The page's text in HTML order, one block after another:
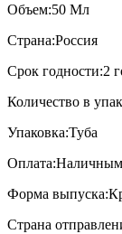
Объем:50 Мл
Страна:Россия
Срок годности:2
Количество в
Упаковка:Туба
Оплата:
Форма выпуска:
Страна